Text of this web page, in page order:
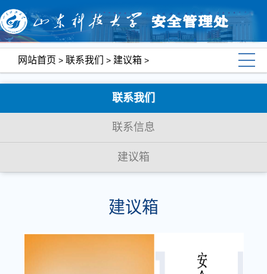
网站首页 > 联系我们 > 建议箱 >
联系我们
联系信息
建议箱
建议箱